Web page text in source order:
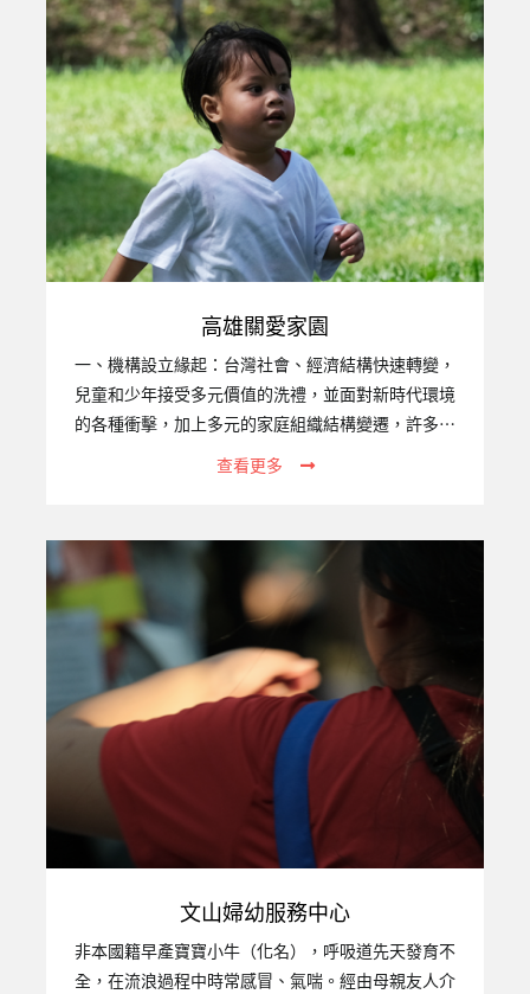
造成很大影響外，也衍生出許多破碎、失去功能的家
庭和失親無依的兒童，以及因毒癮而感染愛滋，甚至
禍及下一代的高風險家庭，社團法人台灣關愛之家協
會高雄婦幼部，94年便開始照顧遭受困境的婦女、兒
童，2011年11月成立的『…
高雄關愛家園
一、機構設立緣起：台灣社會、經濟結構快速轉變，
兒童和少年接受多元價值的洗禮，並面對新時代環境
的各種衝擊，加上多元的家庭組織結構變遷，許多家
庭原本的功能銳減，不但無法承擔保護、教養子女之
職責，甚至成為侵害子女的源頭。【財團法人台灣關
輕社會負擔。二、機構設立宗旨：不分年齡、性別、
種族、國籍與宗教，提供安置服務、照顧、心理輔
導、生活補助，讓收容者都能感受到家的溫暖與生命
的尊嚴。以尊重和關懷延續家庭的溫暖，提供孩子們
更適切的專業服務，讓失家的孩子們能揮別陰霾、接
納自己並關愛別人。三、服務對象：提供床0至6歲幼
兒，一共12個床位。四、服務項目：生活照護：…
查看更多
文山婦幼服務中心
非本國籍早產寶寶小牛（化名），呼吸道先天發育不
全，在流浪過程中時常感冒、氣喘。經由母親友人介